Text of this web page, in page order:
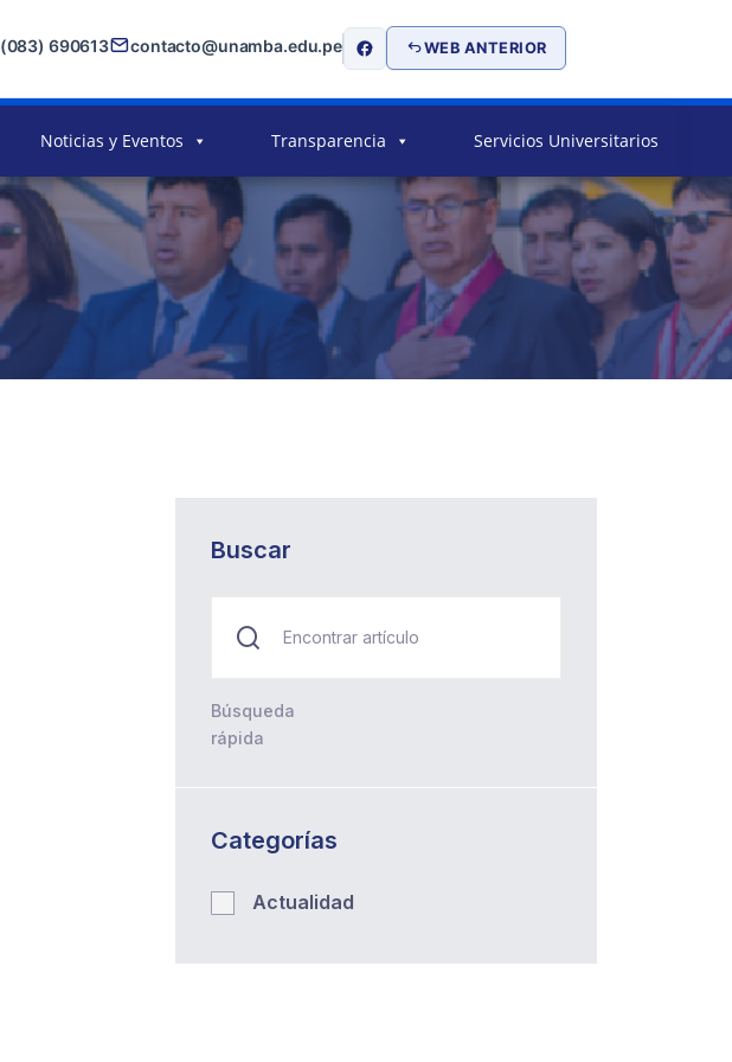
(083) 690613 contacto@unamba.edu.pe WEB ANTERIOR
Noticias y Eventos Transparencia Servicios Universitarios
Buscar
Búsqueda
rápida
Categorías
Actualidad